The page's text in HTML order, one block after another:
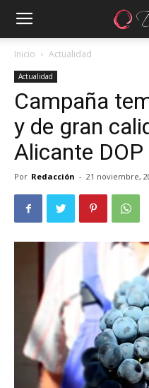
Inicio Actualidad
Actualidad
Campaña
y de gran
Alicante DOP
Por Redacción - 21 noviembre,